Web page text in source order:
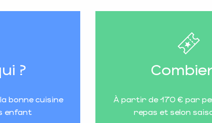
?
bonne cuisine
enfant
À partir de 170 € par
repas et selon